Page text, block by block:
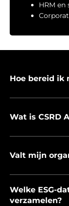
HRM en
Hoe bereid ik
Wat is CSRD
Valt mijn
Welke ESG-
verzamelen?